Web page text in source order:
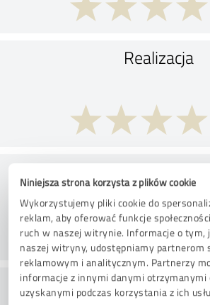
Niniejsza strona korzysta z plików cookie
Wykorzystujemy pliki cookie do
reklam, aby oferować funkcje
ruch w naszej witrynie. Informacje o tym,
naszej witryny, udostępniamy partnerom
reklamowym i analitycznym. Partnerzy
informacje z innymi danymi otrzymanymi
uzyskanymi podczas korzystania z ich
Realizacja
Doradztwo
Obsługa